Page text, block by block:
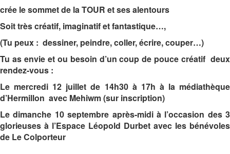
crée le sommet de la TOUR et ses alentours
Soit trèscréatif, imaginatifetfantastique…,
(Tu peux : dessiner, peindre,coller,écrire, couper…)
Tu as envie et ou besoin d’un coup de pouce créatif deux
rendez-vous :
Le mercredi 12 juillet de 14h30 à 17h à la médiathèque
d’Hermillon avec Mehiwm (sur inscription)
Le dimanche 10 septembre après-midi à l’occasion des 3
glorieuses à l’Espace Léopold Durbet avec les bénévoles
de Le Colporteur